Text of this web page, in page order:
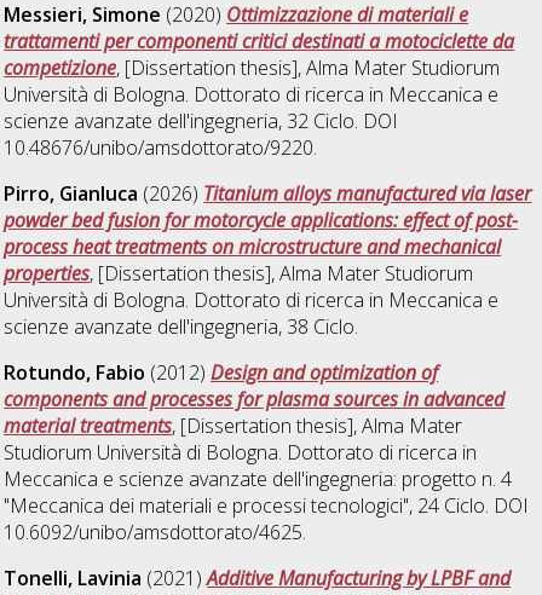
Messieri, Simone (2020) Ottimizzazione di materiali e
trattamenti per componenti critici destinati a motociclette da
competizione, [Dissertation thesis], Alma Mater Studiorum
Università di Bologna. Dottorato di ricerca in Meccanica e
scienze avanzate dell'ingegneria, 32 Ciclo. DOI
10.48676/unibo/amsdottorato/9220.
Pirro, Gianluca (2026) Titanium alloys manufactured via laser
powder bed fusion for motorcycle applications: effect of post-
process heat treatments on microstructure and mechanical
properties, [Dissertation thesis], Alma Mater Studiorum
Università di Bologna. Dottorato di ricerca in Meccanica e
scienze avanzate dell'ingegneria, 38 Ciclo.
Rotundo, Fabio (2012)Design and optimization of
components and processes for plasma sources in advanced
material treatments, [Dissertation thesis], Alma Mater
Studiorum Università di Bologna. Dottorato di ricerca in
Meccanica e scienze avanzate dell'ingegneria: progetto n. 4
"Meccanica dei materiali e processi tecnologici", 24 Ciclo. DOI
10.6092/unibo/amsdottorato/4625.
Tonelli, Lavinia (2021)Additive Manufacturing by LPBF and